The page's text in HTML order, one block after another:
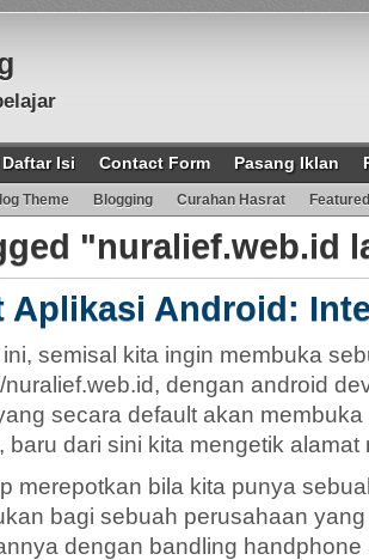
Daftar Isi Contact Form Pasang Iklan
Theme Blogging Curahan Hasrat Featured
"nuralief.web.id
Aplikasi Android:
semisal kita ingin membuka
nuralief.web.id, dengan android
secara default akan
baru dari sini kita mengetik alamat
merepotkan bila kita punya
bagi sebuah perusahaan
dengan bandling handphone